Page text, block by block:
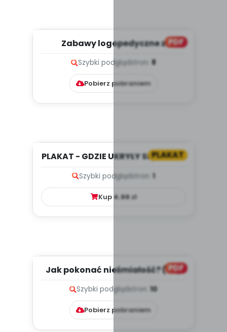
PDF
Zabawy logopedyczne z
Szybki podgląd stron: 8
Pobierz pobraniem
PLAKAT
PLAKAT - GDZIE UKRYŁY SIĘ KOTKI?
Szybki podglądstron: 1
Kup4.99zł
PDF
Jak pokonać nieśmiałość? (PD)
Szybki podglądstron: 10
Pobierz pobraniem